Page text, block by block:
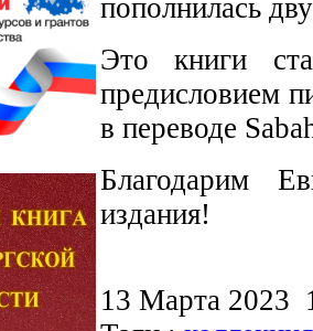
пополнилась
Это книги
предисловием
в переводе
Благодарим
издания!
13 Марта